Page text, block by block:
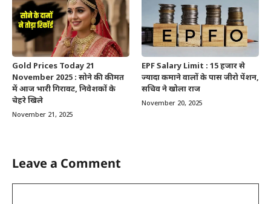
Gold Prices Today 21
November 2025 : सोने की कीमत
में आज भारी गिरावट, निवेशकों के
चेहरे खिले
November 21, 2025
EPF Salary Limit : 15 हजार से
ज्यादा कमाने वालों के पास जीरो पेंशन,
सचिव ने खोला राज
November 20, 2025
Leave a Comment